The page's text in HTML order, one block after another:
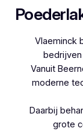
Vlaeminck
bedrijven
Vanuit
moderne
Daarbij
grote